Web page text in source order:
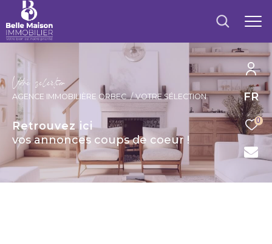
FR
0
Vore séléctio
AGENCE IMMOBILIÈRE ORBEC VOTRE SÉLECTION
Retrouvez ici
vos annonces coups de coeur !